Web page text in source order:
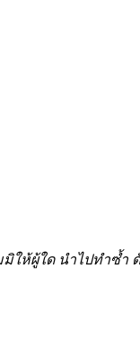
มิให้ผู้ใด นำไปทำซ้